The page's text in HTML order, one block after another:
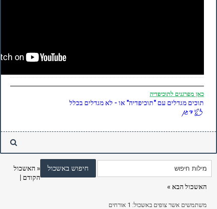
כאן מפרגנים לתוכיפדיה
תוכים מגדלים עם "תוכיפדיה" או - לא מגדלים בכלל
« האשכול
הקודם
האשכול הבא »
משתמשים אשר צופים באשכול: 1 אורחים